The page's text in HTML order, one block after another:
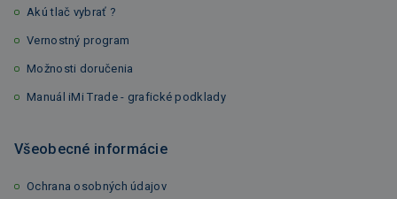
Akú tlač vybrať ?
Vernostný program
Možnosti doručenia
Manuál iMi Trade - grafické podklady
Všeobecné informácie
Ochrana osobných údajov